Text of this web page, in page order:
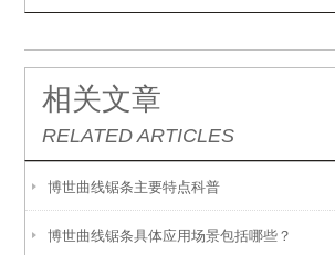
相关文章
RELATED ARTICLES
博世曲线锯条主要特点科普
博世曲线锯条具体应用场景包括哪些？